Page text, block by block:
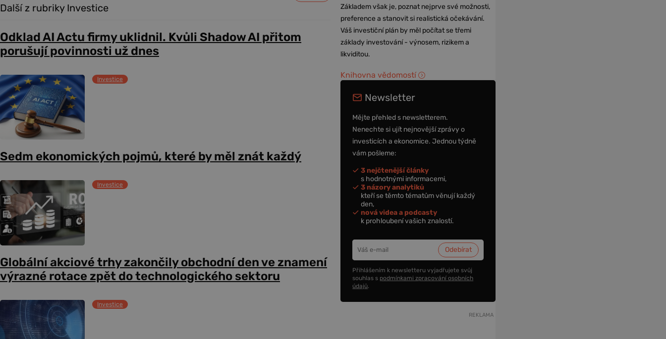
Další z rubriky Investice
Odklad AI Actu firmy uklidnil. Kvůli Shadow AI přitom
porušují povinnosti už dnes
Investice
Sedm ekonomických pojmů, které by měl znát každý
Investice
Globální akciové trhy zakončily obchodní den ve znamení
výrazné rotace zpět do technologického sektoru
Investice
Základem však je, poznat nejprve své možnosti,
preference a stanovit si realistická očekávání.
Váš investiční plán by měl počítat se třemi
základy investování - výnosem, rizikem a
likviditou.
Knihovna vědomostí
Newsletter
Mějte přehled s newsletterem.
Nenechte si ujít nejnovější zprávy o
investicích a ekonomice. Jednou týdně
vám pošleme:
3 nejčtenější články
s hodnotnými informacemi,
3 názory analytiků
kteří se těmto tématům věnují každý
den,
nová videa a podcasty
k prohloubení vašich znalostí.
Přihlášením k newsletteru vyjadřujete svůj
souhlas s podmínkami zpracování osobních
údajů.
REKLAMA